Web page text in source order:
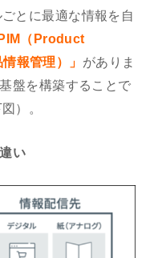
とに最適な情報を自
PIM（Product
報管理）」 がありま
盤を構築することで
）。
い